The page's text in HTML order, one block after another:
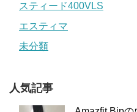
スティード400VLS
エスティマ
未分類
人気記事